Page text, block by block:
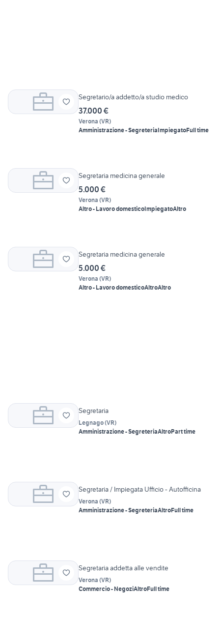
Segretario/a addetto/a studio medico
37.000 €
Verona (VR)
Amministrazione - SegreteriaImpiegatoFull time
Segretaria medicina generale
5.000 €
Verona (VR)
Altro - Lavoro domesticoImpiegatoAltro
Segretaria medicina generale
5.000 €
Verona (VR)
Altro - Lavoro domesticoAltroAltro
Segretaria
Legnago(VR)
Amministrazione - SegreteriaAltroPart time
Segretaria / Impiegata Ufficio - Autofficina
Verona (VR)
Amministrazione - SegreteriaAltroFull time
Segretaria addetta alle vendite
Verona (VR)
Commercio - NegoziAltroFull time